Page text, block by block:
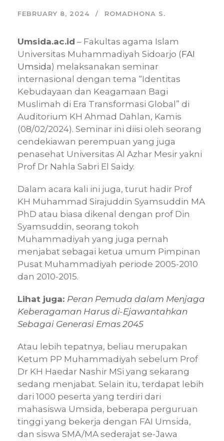
FEBRUARY 8, 2024 ROMADHONA S.
Umsida.ac.id – Fakultas agama Islam
Universitas Muhammadiyah Sidoarjo (FAI
Umsida) melaksanakan seminar
internasional dengan tema “Identitas
Kebudayaan dan Keagamaan Bagi
Muslimah di Era Transformasi Global” di
Auditorium KH Ahmad Dahlan, Kamis
(08/02/2024). Seminar ini diisi oleh seorang
cendekiawan perempuan yang juga
penasehat Universitas Al Azhar Mesir yakni
Prof Dr Nahla Sabri El Saidy.
Dalam acara kali ini juga, turut hadir Prof
KH Muhammad Sirajuddin Syamsuddin MA
PhD atau biasa dikenal dengan prof Din
Syamsuddin, seorang tokoh
Muhammadiyah yang juga pernah
menjabat sebagai ketua umum Pimpinan
Pusat Muhammadiyah periode 2005-2010
dan 2010-2015.
Lihat juga: Peran Pemuda dalam Menjaga
Keberagaman Harus di-Ejawantahkan
Sebagai Generasi Emas 2045
Atau lebih tepatnya, beliau merupakan
Ketum PP Muhammadiyah sebelum Prof
Dr KH Haedar Nashir MSi yang sekarang
sedang menjabat. Selain itu, terdapat lebih
dari 1000 peserta yang terdiri dari
mahasiswa Umsida, beberapa perguruan
tinggi yang bekerja dengan FAI Umsida,
dan siswa SMA/MA sederajat se-Jawa